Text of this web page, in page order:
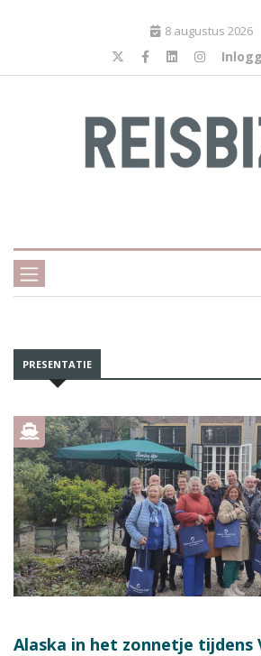
8 augustus 2026
PRESENTATIE
Alaska in het zonnetje tijdens